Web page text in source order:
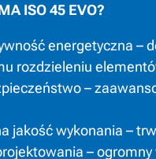
ISO 45 EVO?
energetyczna –
rozdzieleniu
–
jakość wykonania –
–